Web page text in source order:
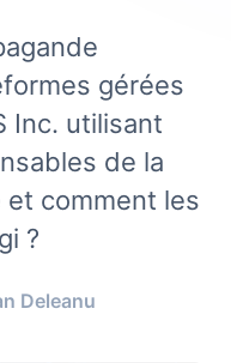
gérées
Inc. utilisant
de la
comment les
?
Deleanu